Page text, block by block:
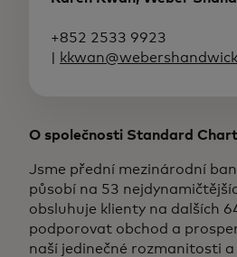
+852 2533 9923
O společnosti Standard
Jsme přední mezinárodní
působí na 53
obsluhuje klienty na dalších
podporovat obchod a
naší jedinečné rozmanitosti a